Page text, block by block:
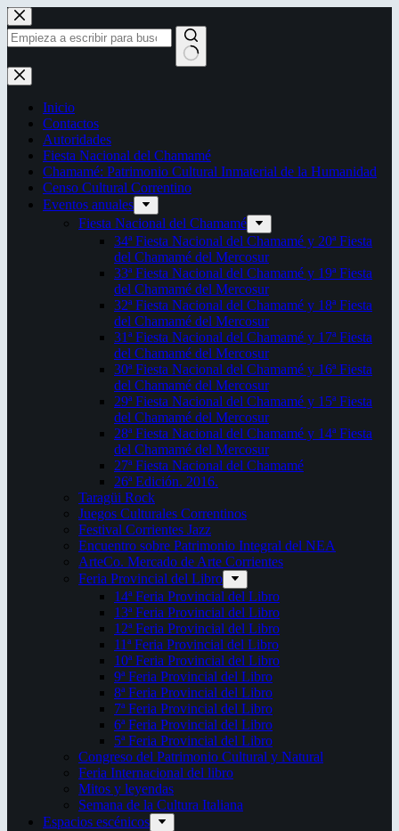
Saltar
al
contenido
Sin
resultados
Inicio
Contactos
Autoridades
Fiesta Nacional del Chamamé
Chamamé: Patrimonio Cultural Inmaterial de la Humanidad
Censo Cultural Correntino
Eventos anuales
Fiesta Nacional del Chamamé
34ª Fiesta Nacional del Chamamé y 20ª Fiesta
del Chamamé del Mercosur
33ª Fiesta Nacional del Chamamé y 19ª Fiesta
del Chamamé del Mercosur
32ª Fiesta Nacional del Chamamé y 18ª Fiesta
del Chamamé del Mercosur
31ª Fiesta Nacional del Chamamé y 17ª Fiesta
del Chamamé del Mercosur
30ª Fiesta Nacional del Chamamé y 16ª Fiesta
del Chamamé del Mercosur
29ª Fiesta Nacional del Chamamé y 15ª Fiesta
del Chamamé del Mercosur
28ª Fiesta Nacional del Chamamé y 14ª Fiesta
del Chamamé del Mercosur
27ª Fiesta Nacional del Chamamé
26ª Edición. 2016.
Taragüi Rock
Juegos Culturales Correntinos
Festival Corrientes Jazz
Encuentro sobre Patrimonio Integral del NEA
ArteCo. Mercado de Arte Corrientes
Feria Provincial del Libro
14ª Feria Provincial del Libro
13ª Feria Provincial del Libro
12ª Feria Provincial del Libro
11ª Feria Provincial del Libro
10ª Feria Provincial del Libro
9ª Feria Provincial del Libro
8ª Feria Provincial del Libro
7ª Feria Provincial del Libro
6ª Feria Provincial del Libro
5ª Feria Provincial del Libro
Congreso del Patrimonio Cultural y Natural
Feria Internacional del libro
Mitos y leyendas
Semana de la Cultura Italiana
Espacios escénicos